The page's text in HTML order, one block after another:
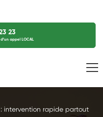
23
appel LOCAL
intervention rapide partout